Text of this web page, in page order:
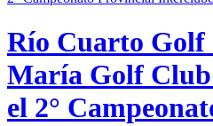
Río Cuarto
María Golf Club
el 2°